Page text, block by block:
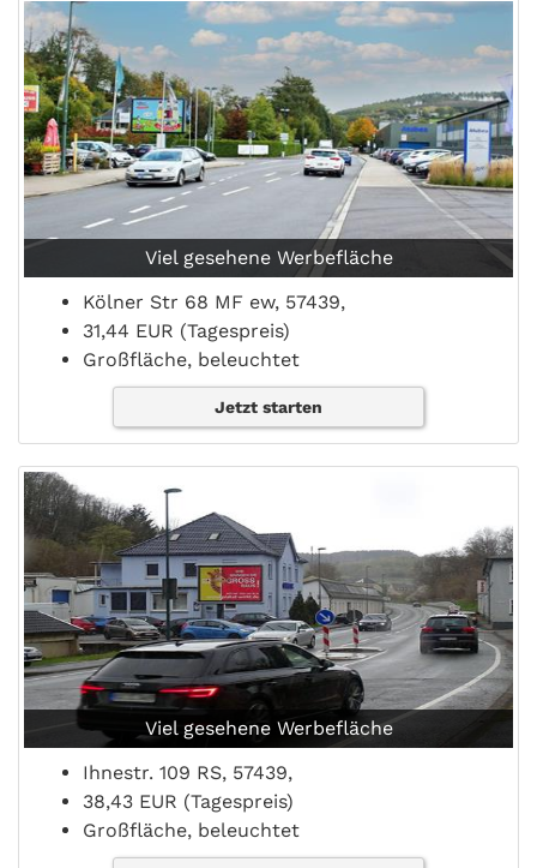
Viel gesehene Werbefläche
Kölner Str 68 MF ew, 57439,
31,44 EUR (Tagespreis)
Großfläche, beleuchtet
Jetzt starten
Viel gesehene Werbefläche
Ihnestr. 109 RS, 57439,
38,43 EUR (Tagespreis)
Großfläche, beleuchtet